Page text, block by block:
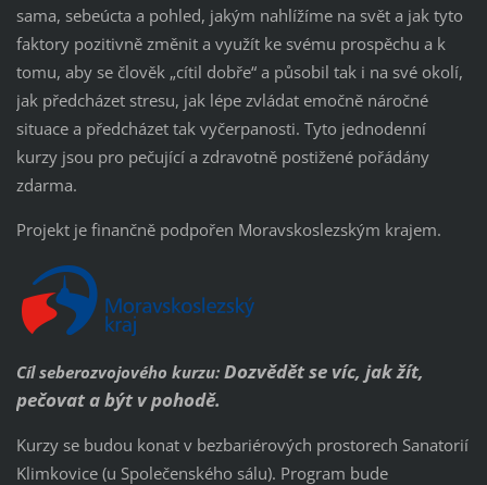
sama, sebeúcta a pohled, jakým nahlížíme na svět a jak tyto
faktory pozitivně změnit a využít ke svému prospěchu a k
tomu, aby se člověk „cítil dobře“ a působil tak i na své okolí,
jak předcházet stresu, jak lépe zvládat emočně náročné
situace a předcházet tak vyčerpanosti. Tyto jednodenní
kurzy jsou pro pečující a zdravotně postižené pořádány
zdarma.
Projekt je finančně podpořen Moravskoslezským krajem.
Cíl seberozvojového kurzu: Dozvědět se víc, jak žít,
pečovat a být v pohodě.
Kurzy se budou konat v bezbariérových prostorech Sanatorií
Klimkovice (u Společenského sálu). Program bude